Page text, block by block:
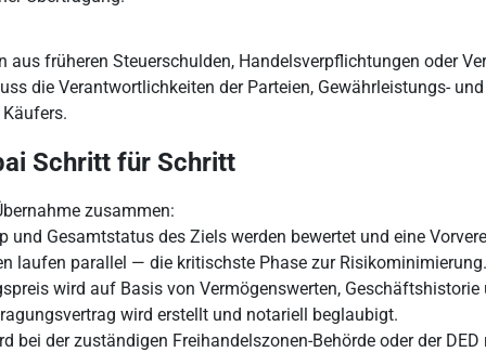
früheren Steuerschulden, Handelsverpflichtungen oder
die Verantwortlichkeiten der Parteien, Gewährleistungs-
Schritt für Schritt
zusammen:
und Gesamtstatus des Ziels werden bewertet und eine
laufen parallel — die kritischste Phase zur Risikominimierung.
wird auf Basis von Vermögenswerten,
wird erstellt und notariell beglaubigt.
bei der zuständigen Freihandelszonen-Behörde oder der